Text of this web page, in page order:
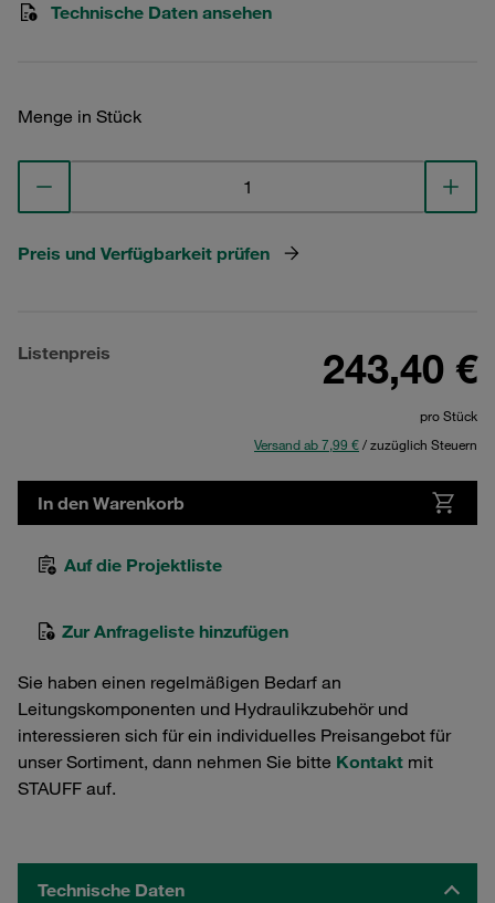
Technische Daten ansehen
Menge in Stück
Preis und Verfügbarkeit prüfen
Listenpreis 243,40 €
pro Stück
Versand ab 7,99 €/ zuzüglich Steuern
In den Warenkorb
Auf die Projektliste
Zur Anfrageliste hinzufügen
Sie haben einen regelmäßigen Bedarf an
Leitungskomponenten und Hydraulikzubehör und
interessieren sich für ein individuelles Preisangebot für
unser Sortiment, dann nehmen Sie bitte Kontakt mit
STAUFF auf.
Technische Daten